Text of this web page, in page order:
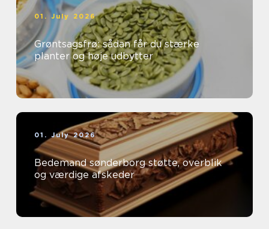
01. July 2026
Grøntsagsfrø: sådan får du stærke
planter og høje udbytter
01. July 2026
Bedemand sønderborg støtte, overblik
og værdige afskeder